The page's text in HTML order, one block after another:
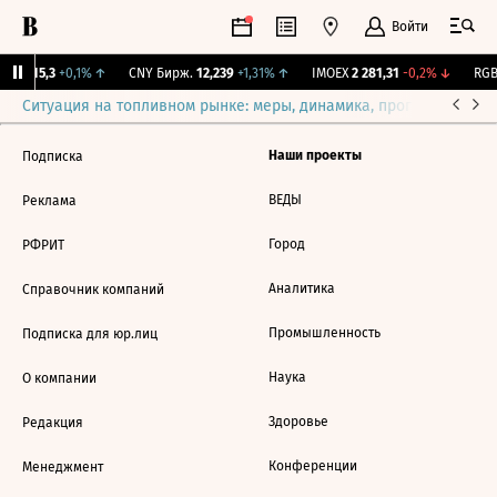
Войти
115,3 +0,1%↑ CNY Бирж. 12,239 +1,31%↑ IMOEX 2 281,31 -0,2%↓
Ситуация на топливном рынке: меры, динамика, прогнозы
Подписка
Реклама
РФРИТ
Справочник компаний
Подписка для юр.лиц
О компании
Редакция
Менеджмент
Наши проекты
ВЕДЫ
Город
Аналитика
Промышленность
Наука
Здоровье
Конференции